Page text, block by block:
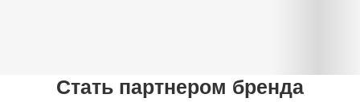
Стать партнером бренда